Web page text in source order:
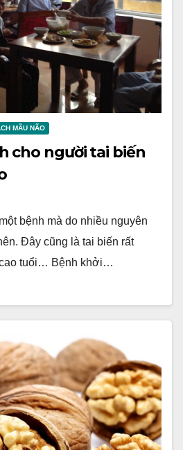
MÃU NÃO
cho người tai biến
bệnh mà do nhiều nguyên
Đây cũng là tai biến rất
tuổi… Bệnh khởi…